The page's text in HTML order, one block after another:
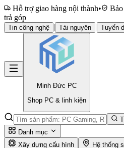
Hỗ trợ giao hàng nội thành•
trả góp
Tin công nghệ | Tài nguyên | Tuyển
Minh Đức PC
Shop PC & linh kiện
Danh mục
Xây dựng cấu hình
Hệ thống